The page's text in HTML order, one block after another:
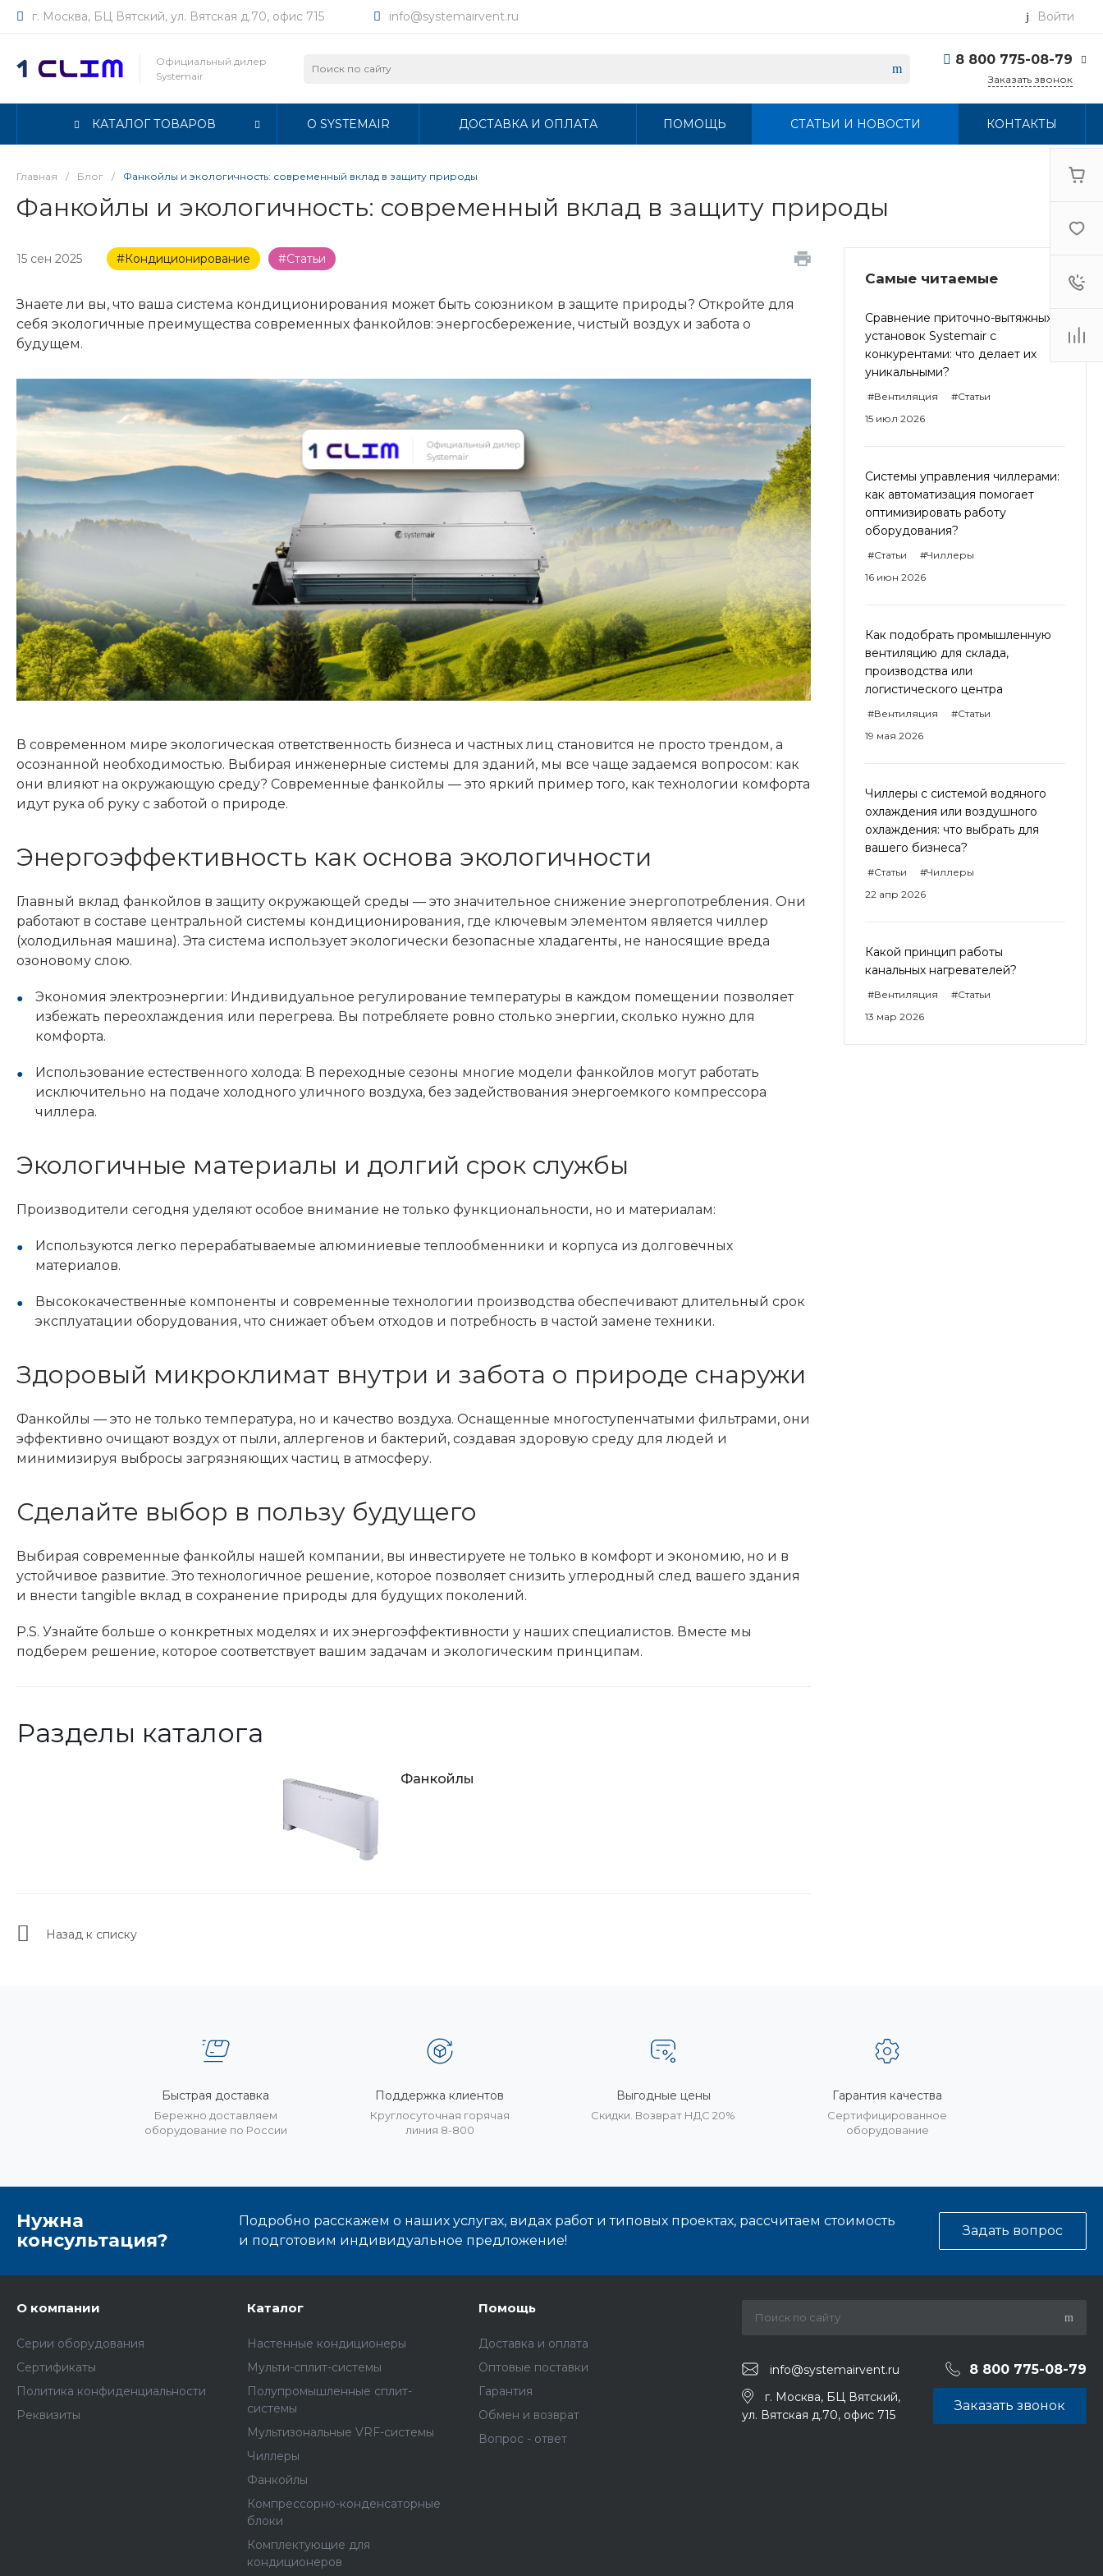
г. Москва, БЦ Вятский, ул. Вятская д.70, офис 715 info@systemairvent.ru Войти
Официальный дилер
Systemair
8 800 775-08-79
г. Москва, БЦ Вятский,
Заказать звонок
КАТАЛОГ ТОВАРОВ О SYSTEMAIR ДОСТАВКА И ОПЛАТА ПОМОЩЬ СТАТЬИ И НОВОСТИ КОНТАКТЫ
Главная / Блог / Фанкойлы и экологичность: современный вклад в защиту природы
Фанкойлы и экологичность: современный вклад в защиту природы
Самые читаемые
Сравнение приточно-вытяжных
установок Systemair с
конкурентами: что делает их
уникальными?
#Вентиляция
#Статьи
15 июл 2026
Системы управления чиллерами:
как автоматизация помогает
оптимизировать работу
оборудования?
#Статьи
#Чиллеры
16 июн 2026
Как подобрать промышленную
вентиляцию для склада,
производства или
логистического центра
#Вентиляция
#Статьи
19 мая 2026
Чиллеры с системой водяного
охлаждения или воздушного
охлаждения: что выбрать для
вашего бизнеса?
#Статьи
#Чиллеры
22 апр 2026
Какой принцип работы
канальных нагревателей?
#Вентиляция
#Статьи
13 мар 2026
15 сен 2025 #Кондиционирование #Статьи
Знаете ли вы, что ваша система кондиционирования может быть союзником в защите природы? Откройте для
себя экологичные преимущества современных фанкойлов: энергосбережение, чистый воздух и забота о
будущем.
В современном мире экологическая ответственность бизнеса и частных лиц становится не просто трендом, а
осознанной необходимостью. Выбирая инженерные системы для зданий, мы все чаще задаемся вопросом: как
они влияют на окружающую среду? Современные фанкойлы — это яркий пример того, как технологии комфорта
идут рука об руку с заботой о природе.
Энергоэффективность как основа экологичности
Главный вклад фанкойлов в защиту окружающей среды — это значительное снижение энергопотребления. Они
работают в составе центральной системы кондиционирования, где ключевым элементом является чиллер
(холодильная машина). Эта система использует экологически безопасные хладагенты, не наносящие вреда
озоновому слою.
Экономия электроэнергии: Индивидуальное регулирование температуры в каждом помещении позволяет
избежать переохлаждения или перегрева. Вы потребляете ровно столько энергии, сколько нужно для
комфорта.
Использование естественного холода: В переходные сезоны многие модели фанкойлов могут работать
исключительно на подаче холодного уличного воздуха, без задействования энергоемкого компрессора
чиллера.
Экологичные материалы и долгий срок службы
Производители сегодня уделяют особое внимание не только функциональности, но и материалам:
Используются легко перерабатываемые алюминиевые теплообменники и корпуса из долговечных
материалов.
Высококачественные компоненты и современные технологии производства обеспечивают длительный срок
эксплуатации оборудования, что снижает объем отходов и потребность в частой замене техники.
Здоровый микроклимат внутри и забота о природе снаружи
Фанкойлы — это не только температура, но и качество воздуха. Оснащенные многоступенчатыми фильтрами, они
эффективно очищают воздух от пыли, аллергенов и бактерий, создавая здоровую среду для людей и
минимизируя выбросы загрязняющих частиц в атмосферу.
Сделайте выбор в пользу будущего
Выбирая современные фанкойлы нашей компании, вы инвестируете не только в комфорт и экономию, но и в
устойчивое развитие. Это технологичное решение, которое позволяет снизить углеродный след вашего здания
и внести tangible вклад в сохранение природы для будущих поколений.
P.S. Узнайте больше о конкретных моделях и их энергоэффективности у наших специалистов. Вместе мы
подберем решение, которое соответствует вашим задачам и экологическим принципам.
Разделы каталога
Фанкойлы
Назад к списку
Быстрая доставка
Бережно доставляем
оборудование по России
Поддержка клиентов
Круглосуточная горячая
линия 8-800
Выгодные цены
Скидки. Возврат НДС 20%
Гарантия качества
Сертифицированное
оборудование
Нужна
консультация?
Подробно расскажем о наших услугах, видах работ и типовых проектах, рассчитаем стоимость
и подготовим индивидуальное предложение!
Задать вопрос
О компании
Серии оборудования
Сертификаты
Политика конфиденциальности
Реквизиты
Каталог
Настенные кондиционеры
Мульти-сплит-системы
Полупромышленные сплит-
системы
Мультизональные VRF-системы
Чиллеры
Фанкойлы
Компрессорно-конденсаторные
блоки
Комплектующие для
кондиционеров
Помощь
Доставка и оплата
Оптовые поставки
Гарантия
Обмен и возврат
Вопрос - ответ
info@systemairvent.ru 8 800 775-08-79
г. Москва, БЦ Вятский,
ул. Вятская д.70, офис 715
Заказать звонок